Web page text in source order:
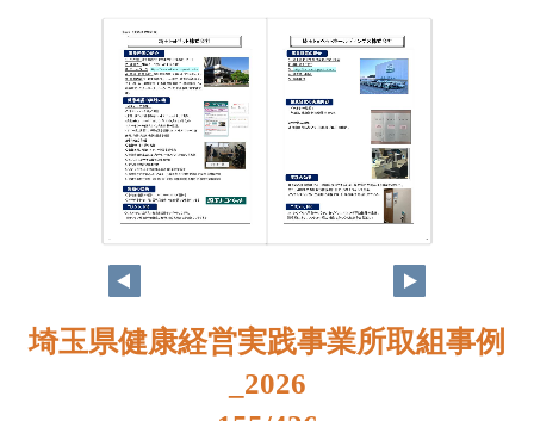
138 139
埼玉県健康経営実践事業所取組事例
_2026